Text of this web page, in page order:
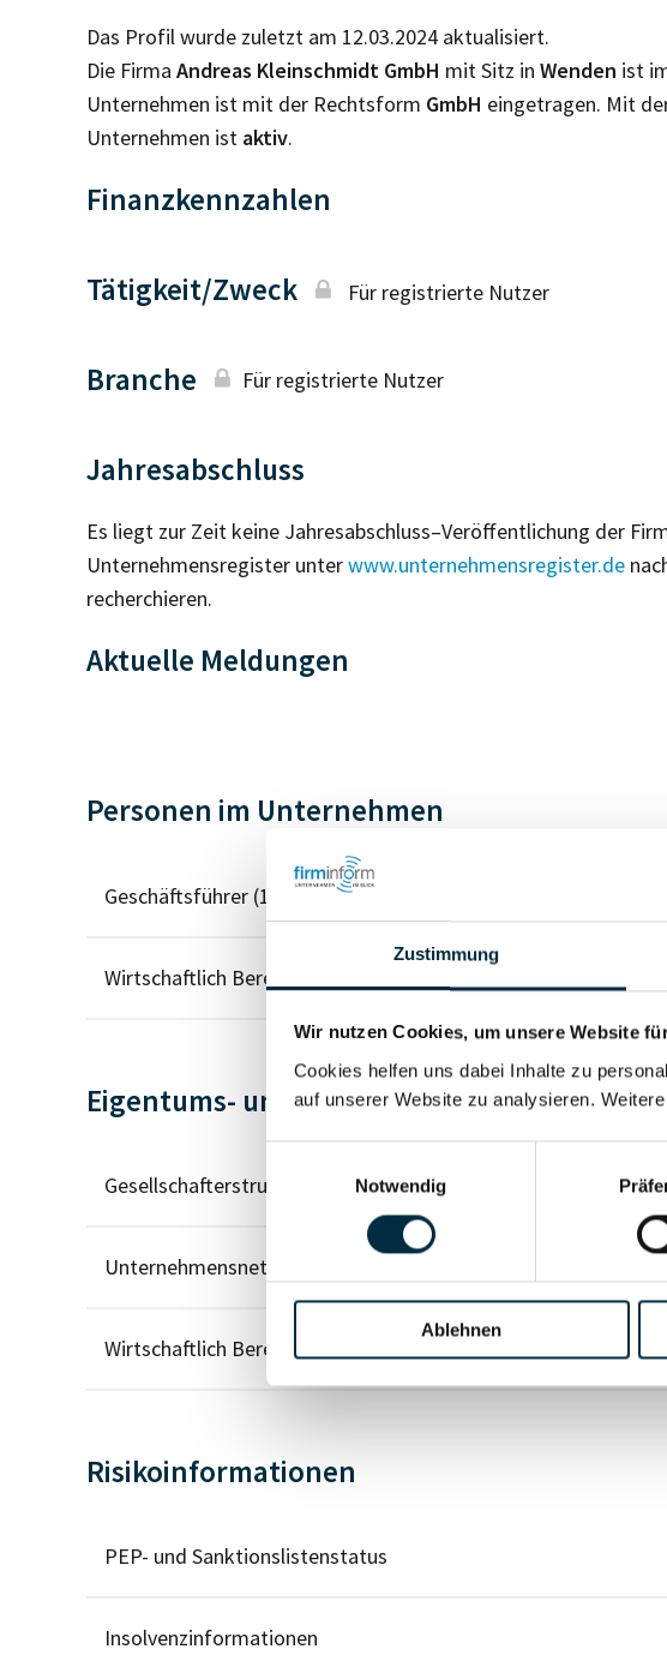
Zustimmung
Wir nutzen Cookies, um unsere Website
Cookies helfen uns dabei Inhalte zu
auf unserer Website zu analysieren.
Notwendig
Ablehnen
Das Profil wurde zuletzt am 12.03.2024 aktualisiert.
Die Firma Andreas Kleinschmidt GmbH mit Sitz in Wenden ist
Unternehmen ist mit der Rechtsform GmbH eingetragen. Mit
Unternehmen ist aktiv.
Finanzkennzahlen
Tätigkeit/Zweck Für registrierte Nutzer
Branche Für registrierte Nutzer
Jahresabschluss
Es liegt zur Zeit keine Jahresabschluss–Veröffentlichung der
Unternehmensregister unterwww.unternehmensregister.de
recherchieren.
Aktuelle Meldungen
Personen im Unternehmen
Geschäftsführer (1)
Wirtschaftlich Berechtigter
Eigentums- und Kontrollstruktur
Gesellschafterstruktur
Unternehmensnetzwerk
Wirtschaftlich Berechtigten Pfad
Risikoinformationen
PEP- und Sanktionslistenstatus
Insolvenzinformationen